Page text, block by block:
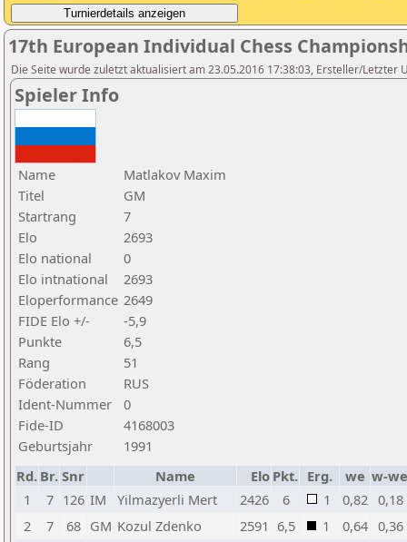
17th European Individual Chess
Die Seite wurde zuletzt aktualisiert am 23.05.2016 17:38:03, Ersteller/Letzter
Spieler Info
Name
Matlakov Maxim
Titel
GM
Startrang
7
Elo
2693
Elo national
0
Elo intnational
2693
Eloperformance 2649
FIDE Elo +/-
-5,9
Punkte
6,5
Rang
51
Föderation
RUS
Ident-Nummer
0
Fide-ID
4168003
Geburtsjahr
1991
Rd. Br. Snr Name Elo Pkt. Erg. we w-we
1
7 126 IM Yilmazyerli Mert 2426 6 1 0,82 0,18
2
7 68 GM Kozul Zdenko 2591 6,5 1 0,64 0,36